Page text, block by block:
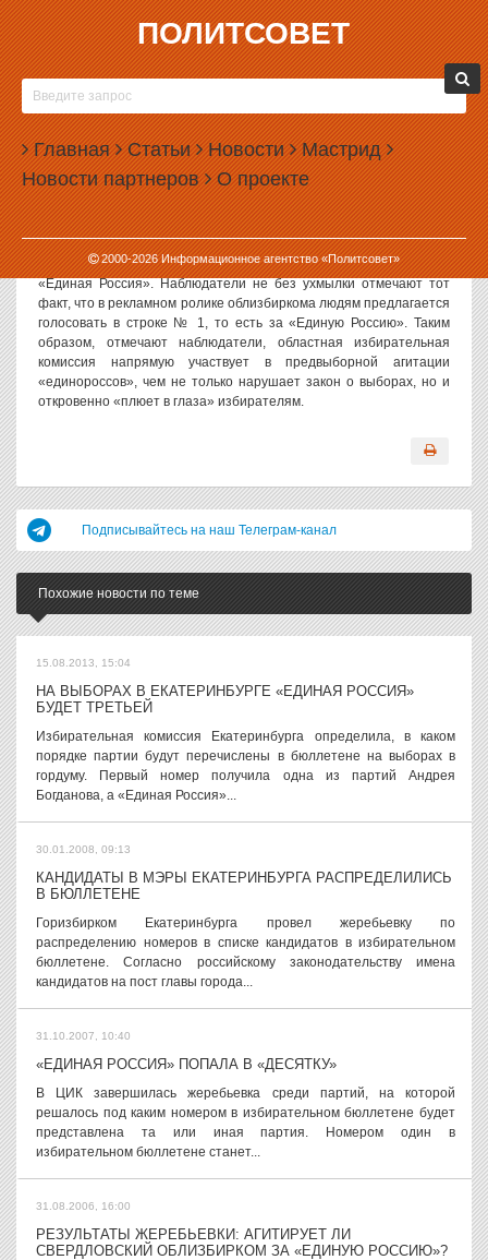
ПОЛИТСОВЕТ
Главная Статьи Новости Мастрид
Новости партнеров О проекте
2000-2026Информационное агентство «Политсовет»
31.08.2006, 14:29
ЖЕРЕБЬЕВКА ПО РАСПРЕДЕЛЕНИЮ
НОМЕРОВ В ИЗБИРАТЕЛЬНОМ БЮЛЛЕТЕНЕ
ДОКАЗАЛА АНГАЖИРОВАННОСТЬ
СВЕРДЛОВСКОГО ОБЛИЗБИРКОМА
Политсовет, 31.08.2006. Сегодня в Областной избирательной
комиссии состоялась жеребьевка — распределение номеров
политических партий в избирательном бюллетене. Как и ожидали
эксперты, удивительным образом на первом месте оказалась
«Единая Россия». Наблюдатели не без ухмылки отмечают тот
факт, что в рекламном ролике облизбиркома людям предлагается
голосовать в строке № 1, то есть за «Единую Россию». Таким
образом, отмечают наблюдатели, областная избирательная
комиссия напрямую участвует в предвыборной агитации
«единороссов», чем не только нарушает закон о выборах, но и
откровенно «плюет в глаза» избирателям.
Подписывайтесь на наш Телеграм-канал
Похожие новости по теме
15.08.2013, 15:04
НА ВЫБОРАХ В ЕКАТЕРИНБУРГЕ «ЕДИНАЯ РОССИЯ»
БУДЕТ ТРЕТЬЕЙ
Избирательная комиссия Екатеринбурга определила, в каком
порядке партии будут перечислены в бюллетене на выборах в
гордуму. Первый номер получила одна из партий Андрея
Богданова, а «Единая Россия»...
30.01.2008, 09:13
КАНДИДАТЫ В МЭРЫ ЕКАТЕРИНБУРГА РАСПРЕДЕЛИЛИСЬ
В БЮЛЛЕТЕНЕ
Горизбирком Екатеринбурга провел жеребьевку по
распределению номеров в списке кандидатов в избирательном
бюллетене. Согласно российскому законодательству имена
кандидатов на пост главы города...
31.10.2007, 10:40
«ЕДИНАЯ РОССИЯ» ПОПАЛА В «ДЕСЯТКУ»
В ЦИК завершилась жеребьевка среди партий, на которой
решалось под каким номером в избирательном бюллетене будет
представлена та или иная партия. Номером один в
избирательном бюллетене станет...
31.08.2006, 16:00
РЕЗУЛЬТАТЫ ЖЕРЕБЬЕВКИ: АГИТИРУЕТ ЛИ
СВЕРДЛОВСКИЙ ОБЛИЗБИРКОМ ЗА «ЕДИНУЮ РОССИЮ»?